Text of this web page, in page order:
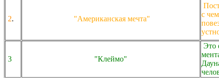
2. "Американская мечта"
с
3 "Клеймо"
Это